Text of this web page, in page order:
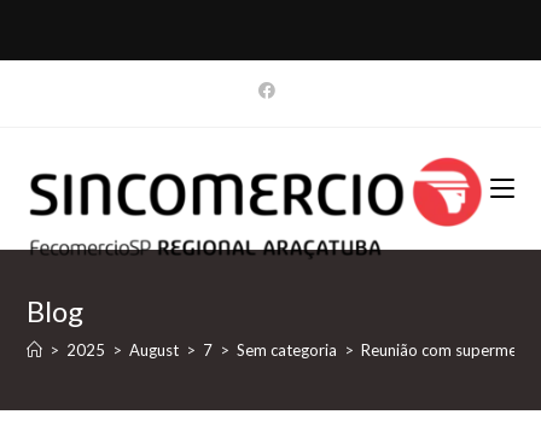
Blog
> 2025 > August > 7 > Sem categoria > Reunião com